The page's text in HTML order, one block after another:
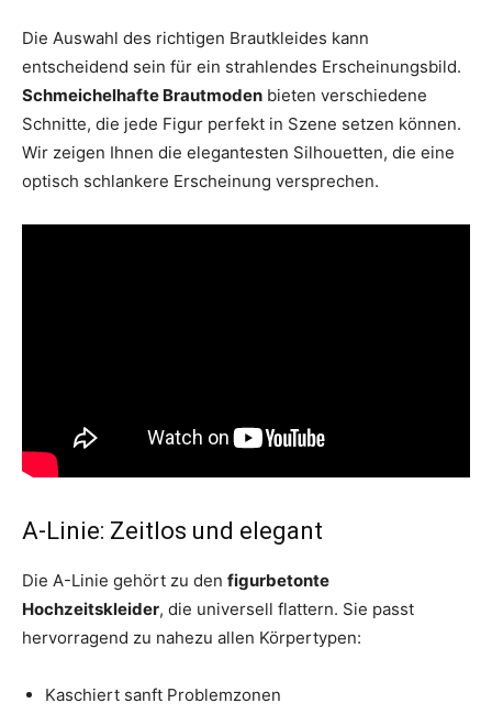
Die Auswahl des richtigen Brautkleides kann
entscheidend sein für ein strahlendes Erscheinungsbild.
Schmeichelhafte Brautmoden bieten verschiedene
Schnitte, die jede Figur perfekt in Szene setzen können.
Wir zeigen Ihnen die elegantesten Silhouetten, die eine
optisch schlankere Erscheinung versprechen.
A-Linie: Zeitlos und elegant
Die A-Linie gehört zu den figurbetonte
Hochzeitskleider, die universell flattern. Sie passt
hervorragend zu nahezu allen Körpertypen:
Kaschiert sanft Problemzonen